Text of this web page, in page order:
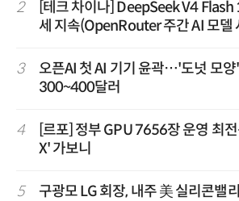
2
[테크 차이나] DeepSeek V4
세 지속(OpenRouter 주간 AI 모델
3
오픈AI 첫 AI 기기 윤곽…'도넛 모
300~400달러
4
[르포] 정부 GPU 7656장 운영 최
X' 가보니
5 구광모 LG 회장, 내주 美 실리콘밸